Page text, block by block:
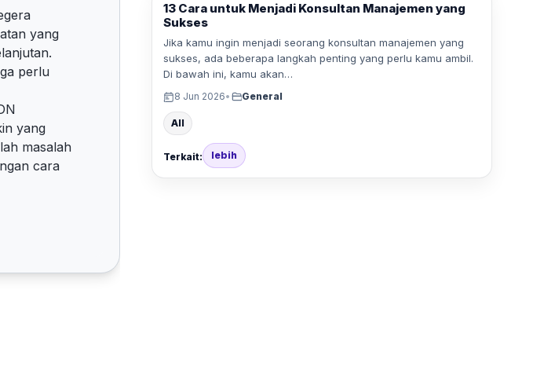
yang
perlu
yang
masalah
cara
13 Cara untuk Menjadi Konsultan Manajemen yang
Sukses
Jika kamu ingin menjadi seorang konsultan manajemen yang
sukses, ada beberapa langkah penting yang perlu kamu ambil.
Di bawah ini, kamu akan…
8 Jun 2026• General
All
Terkait: lebih